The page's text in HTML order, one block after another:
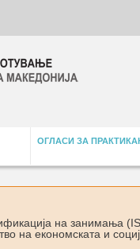
ОГЛАСИ ЗА
на занимања
на економската и